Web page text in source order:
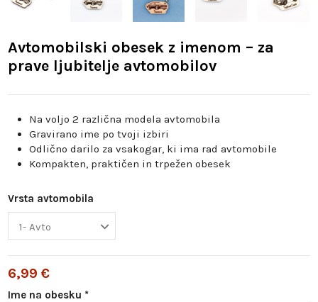
Avtomobilski obesek z imenom – za
prave ljubitelje avtomobilov
Na voljo 2 različna modela avtomobila
Gravirano ime po tvoji izbiri
Odlično darilo za vsakogar, ki ima rad avtomobile
Kompakten, praktičen in trpežen obesek
Vrsta avtomobila
6,99 €
Ime na obesku *